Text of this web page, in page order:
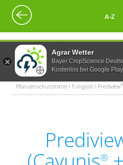
Agrar Wetter
Bayer CropScience
Kostenlos bei Google Play
A-Z
Pflanzenschutzmittel / Fungizid / Prediview
®